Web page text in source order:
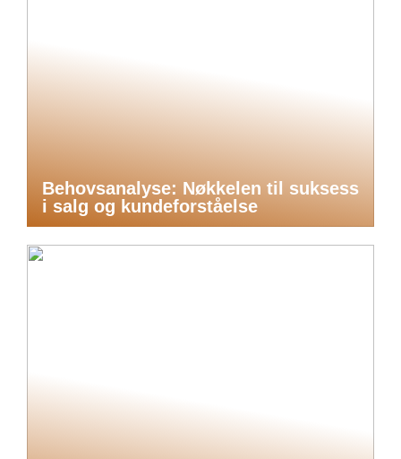
Behovsanalyse: Nøkkelen til suksess
i salg og kundeforståelse